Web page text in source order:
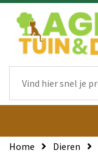
Home Dieren